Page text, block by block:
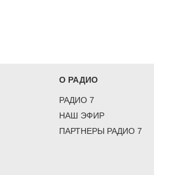
О РАДИО
РАДИО 7
НАШ ЭФИР
ПАРТНЕРЫ РАДИО 7